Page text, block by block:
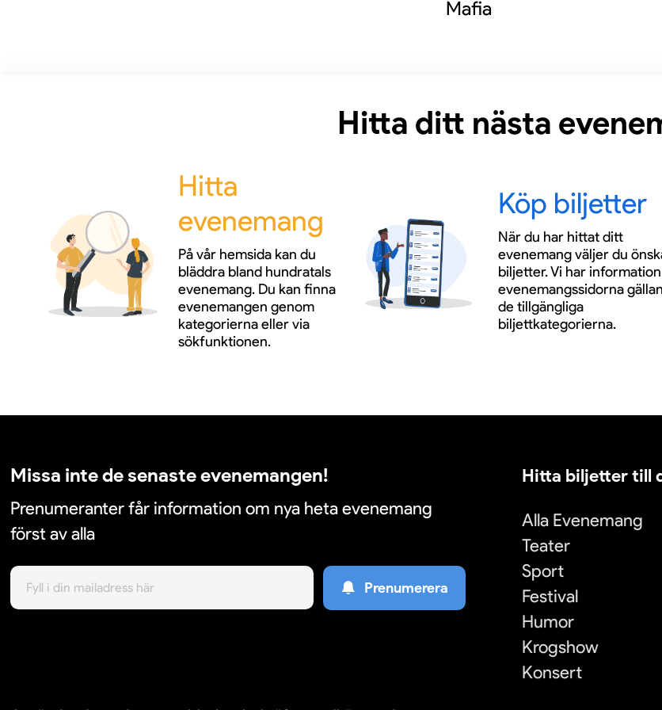
Mafia
Hitta ditt nästa
Hitta
evenemang
På vår hemsida kan du
bläddra bland hundratals
evenemang. Du kan finna
evenemangen genom
kategorierna eller via
sökfunktionen.
Köp biljetter
När du har hittat ditt
evenemang väljer du
biljetter. Vi har
evenemangssidorna
de tillgängliga
biljettkategorierna.
Missa inte de senaste evenemangen!
Prenumeranter får information om nya heta evenemang
först av alla
Prenumerera
Hitta biljetter till
Alla Evenemang
Teater
Sport
Festival
Humor
Krogshow
Konsert